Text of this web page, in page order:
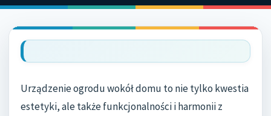
Urządzenie ogrodu wokół domu to nie tylko kwestia
estetyki, ale także funkcjonalności i harmonii z